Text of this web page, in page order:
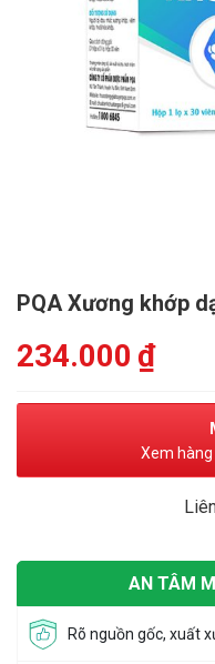
PQA Xương khớp
234.000 ₫
Xem
AN TÂM
Rõ nguồn gốc, xuất